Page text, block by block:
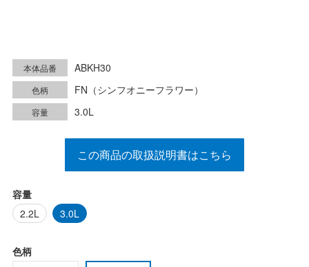
本体品番 ABKH30
色柄 FN（シンフオニーフラワー）
容量 3.0L
この商品の取扱説明書はこちら
容量
2.2L
3.0L
色柄